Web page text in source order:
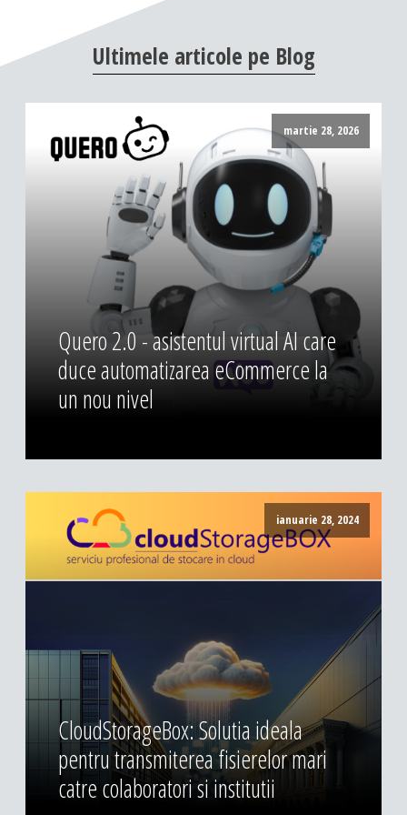
DESIGN & PRINTING
Identitate vizuala, imagine
Grafica publicitara
Grafica pentru print
Fotografie digitala
Ultimele articole pe Blog
martie 28, 2026
Quero 2.0 - asistentul virtual AI care
duce automatizarea eCommerce la
un nou nivel
ianuarie 28, 2024
CloudStorageBox: Solutia ideala
pentru transmiterea fisierelor mari
catre colaboratori si institutii